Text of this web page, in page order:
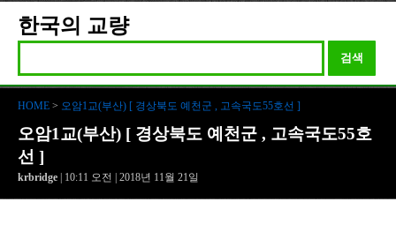
한국의 교량
검색
HOME > 오암1교(부산) [ 경상북도 예천군 , 고속국도55호선 ]
오암1교(부산) [ 경상북도 예천군 , 고속국도55호
선 ]
krbridge | 10:11 오전 | 2018년 11월 21일